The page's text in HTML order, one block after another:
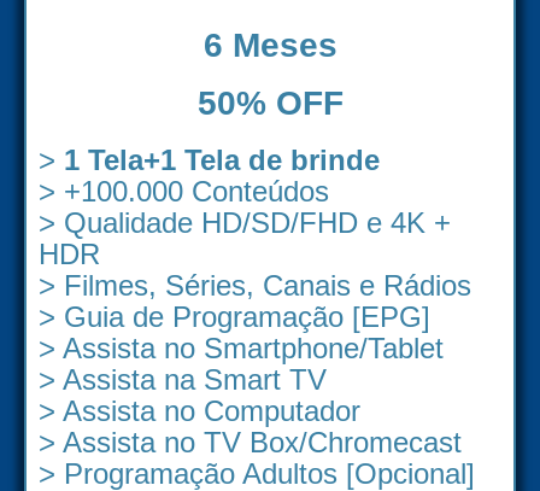
6 Meses
50% OFF
> 1 Tela+1 Tela de brinde
> +100.000 Conteúdos
> Qualidade HD/SD/FHD e 4K +
HDR
> Filmes, Séries, Canais e Rádios
> Guia de Programação [EPG]
> Assista no Smartphone/Tablet
> Assista na Smart TV
> Assista no Computador
> Assista no TV Box/Chromecast
> Programação Adultos [Opcional]